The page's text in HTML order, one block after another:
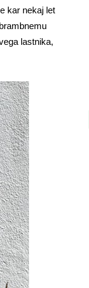
kar nekaj let
lastnika,